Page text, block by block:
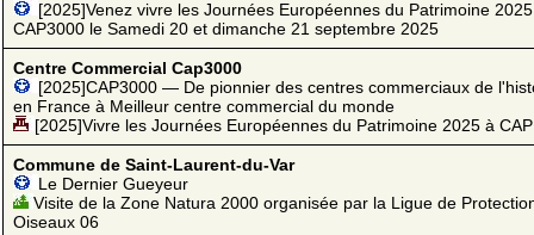
[2025]Venez vivre les Journées Européennes du Patrimoine
CAP3000 le Samedi 20 et dimanche 21 septembre 2025
Centre Commercial Cap3000
[2025]CAP3000 — De pionnier des centres commerciaux de
en France à Meilleur centre commercial du monde
[2025]Vivre les Journées Européennes du Patrimoine 2025 à
Commune de Saint-Laurent-du-Var
Le Dernier Gueyeur
Visite de la Zone Natura 2000 organisée par la Ligue de
Oiseaux 06